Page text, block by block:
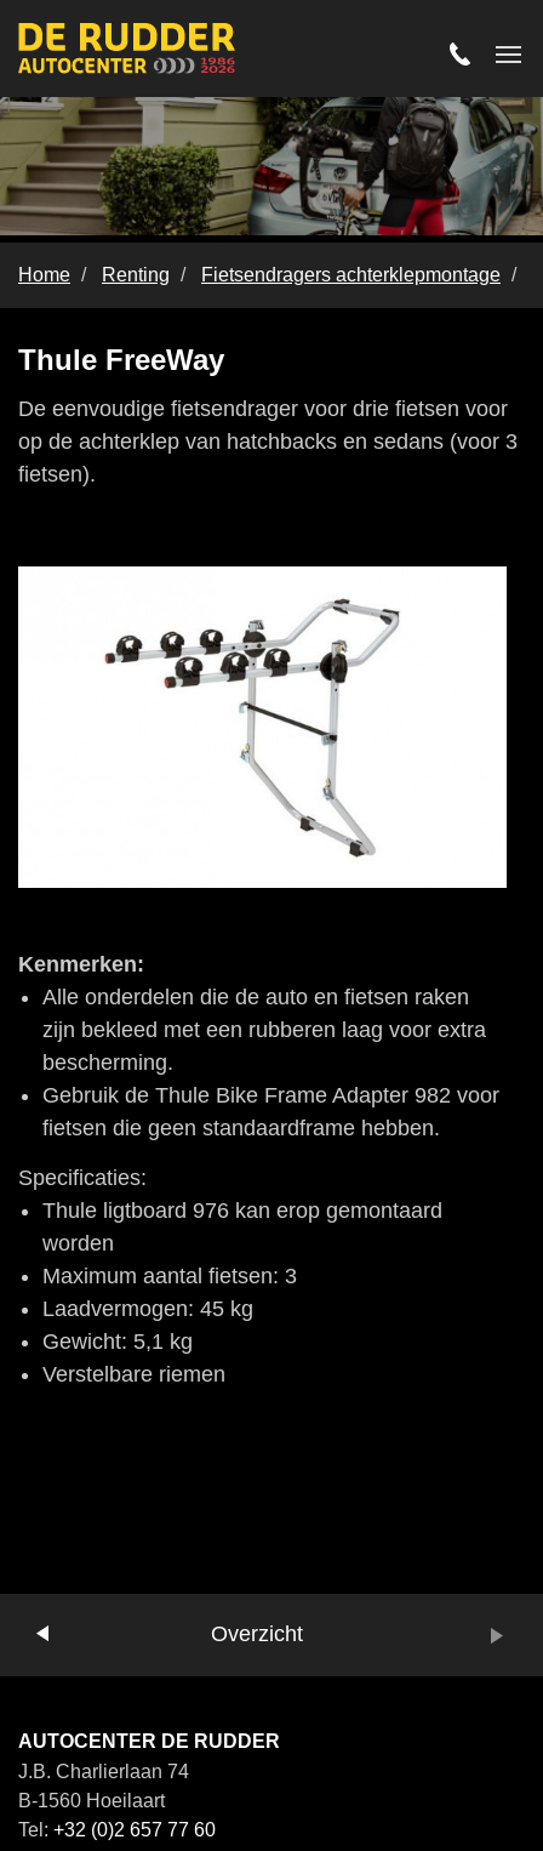
Thule Freeway
Home Renting Fietsendragers achterklepmontage
Thule FreeWay
De eenvoudige fietsendrager voor drie fietsen voor
op de achterklep van hatchbacks en sedans (voor 3
fietsen).
Kenmerken:
Alle onderdelen die de auto en fietsen raken
zijn bekleed met een rubberen laag voor extra
bescherming.
Gebruik de Thule Bike Frame Adapter 982 voor
fietsen die geen standaardframe hebben.
Specificaties:
Thule ligtboard 976 kan erop gemontaard
worden
Maximum aantal fietsen: 3
Laadvermogen: 45 kg
Gewicht: 5,1 kg
Verstelbare riemen
Overzicht
AUTOCENTER DE RUDDER
J.B. Charlierlaan 74
B-1560 Hoeilaart
Tel: +32 (0)2 657 77 60